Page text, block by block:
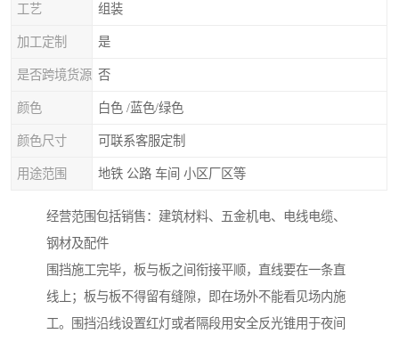
工艺 组装
加工定制 是
是否跨境货源 否
颜色 白色 /蓝色/绿色
颜色尺寸 可联系客服定制
用途范围 地铁 公路 车间 小区厂区等
经营范围包括销售：建筑材料、五金机电、电线电缆、
钢材及配件
围挡施工完毕，板与板之间衔接平顺，直线要在一条直
线上；板与板不得留有缝隙，即在场外不能看见场内施
工。围挡沿线设置红灯或者隔段用安全反光锥用于夜间